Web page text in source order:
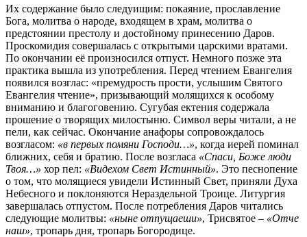
Их содержание было следуищим: покаяние, прославление
Бога, молитва о народе, входящем в храм, молитва о
предстоянии престолу и достойному принесению Даров.
Проскомидия совершалась с открытыми царскими вратами.
По окончании её произносился отпуст. Немного позже эта
практика вышла из употребления. Перед чтением Евангелия
появился возглас: «премудрость прости, услышим Святого
Евангелия чтение», призывающий молящихся к особому
вниманию и благоговению. Сугубая ектения содержала
прошение о творящих милостыню. Символ веры читали, а не
пели, как сейчас. Окончание анафоры сопровождалось
возгласом: «в первых помяни Господи…», когда иерей поминал
ближних, себя и братию. После возгласа «Спаси, Боже люди
Твоя…» хор пел: «Видехом Свет Истинный». Это песнопение
о том, что молящиеся увидели Истинный Свет, приняли Духа
Небесного и поклоняются Нераздельной Троице. Литургия
завершалась отпустом. После потребления Даров читались
следующие молитвы: «ныне отпущаеши», Трисвятое – «Отче
наш», тропарь дня, тропарь Богородице.